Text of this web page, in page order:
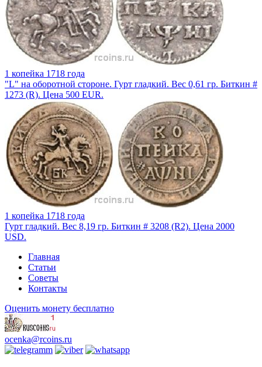
1 копейка 1718 года
"L" на оборотной стороне. Гурт гладкий. Вес 0,61 гр. Биткин #
1273 (R). Цена 500 EUR.
1 копейка 1718 года
Гурт гладкий. Вес 8,19 гр. Биткин # 3208 (R2). Цена 2000
USD.
Главная
Статьи
Советы
Контакты
Оценить монету бесплатно
ocenka@rcoins.ru